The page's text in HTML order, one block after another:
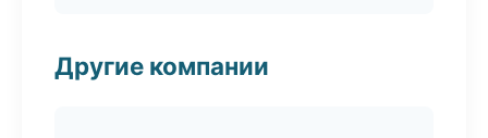
Другие компании